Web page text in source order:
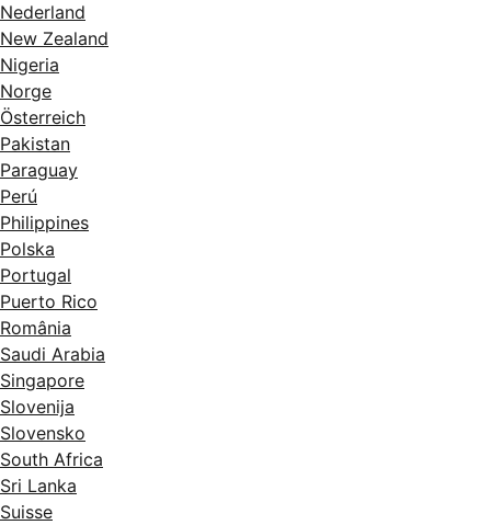
Nederland
New Zealand
Nigeria
Norge
Österreich
Pakistan
Paraguay
Perú
Philippines
Polska
Portugal
Puerto Rico
România
Saudi Arabia
Singapore
Slovenija
Slovensko
South Africa
Sri Lanka
Suisse